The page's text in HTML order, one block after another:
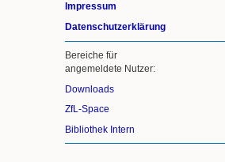
Impressum
Datenschutzerklärung
Bereiche für
angemeldete Nutzer:
Downloads
ZfL-Space
Bibliothek Intern